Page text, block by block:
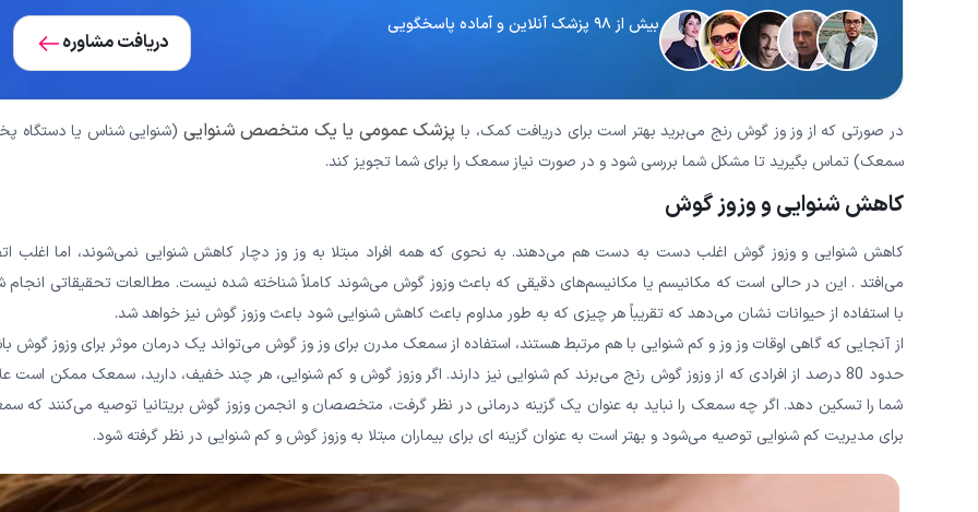
بیش از ۹۸ پزشک آنلاین و آماده پاسخگویی
دریافت مشاوره
در صورتی که از وز وز گوش رنج می‌‌‌‌‌‌‌‌‌‌‌برید بهتر است برای دریافت کمک، با پزشک عمومی ‌‌‌‌‌‌‌‌‌‌‌یا یک متخصص شنوایی (شنوایی شناس یا دستگاه
سمعک) تماس بگیرید تا مشکل شما بررسی شود و در صورت نیاز سمعک را برای شما تجویز کند.
کاهش شنوایی و وزوز گوش
کاهش شنوایی و وزوز گوش اغلب دست به دست هم می‌‌‌‌‌‌‌‌‌‌‌دهند. به نحوی که همه افراد مبتلا به وز وز دچار کاهش شنوایی نمی‌‌‌‌‌‌‌‌‌‌‌شوند، اما اغلب
می‌‌‌‌‌‌‌‌‌‌‌افتد . این در حالی است که مکانیسم یا مکانیسم‌های دقیقی که باعث وزوز گوش می‌شوند کاملاً شناخته شده نیست. مطالعات تحقیقاتی انجام
با استفاده از حیوانات نشان می‌‌‌‌‌‌‌‌‌‌‌دهد که تقریباً هر چیزی که به طور مداوم باعث کاهش شنوایی شود باعث وزوز گوش نیز خواهد شد.
از آنجایی که گاهی اوقات وز وز و کم شنوایی با هم مرتبط هستند، استفاده از سمعک مدرن برای وز وز گوش می‌‌‌‌‌‌‌‌‌‌‌تواند یک درمان موثر برای وزوز گوش
حدود 80 درصد از افرادی که از وزوز گوش رنج می‌برند کم شنوایی نیز دارند. اگر وزوز گوش و کم شنوایی، هر چند خفیف، دارید، سمعک ممکن است
شما را تسکین دهد. اگر چه سمعک را نباید به عنوان یک گزینه درمانی در نظر گرفت، متخصصان و انجمن وزوز گوش بریتانیا توصیه می‌‌‌‌‌‌‌‌‌‌‌کنند که
برای مدیریت کم شنوایی توصیه می‌‌‌‌‌‌‌‌‌‌‌شود و بهتر است به عنوان گزینه ای برای بیماران مبتلا به وزوز گوش و کم شنوایی در نظر گرفته شود.